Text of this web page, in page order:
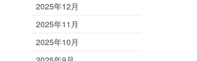
2025年12月
2025年11月
2025年10月